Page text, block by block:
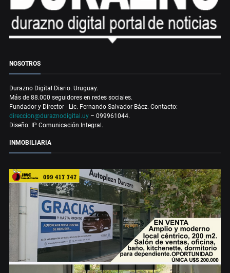
NOSOTROS
Durazno Digital Diario. Uruguay.
Más de 88.000 seguidores en redes sociales.
Fundador y Director - Lic. Fernando Salvador Báez. Contacto:
direccion@duraznodigital.uy – 099961044.
Diseño: IP Comunicación Integral.
INMOBILIARIA